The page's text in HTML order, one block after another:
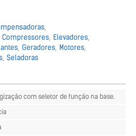
Compressores Elevadores
Geradores Motores
Seladoras
com seletor de função na base.